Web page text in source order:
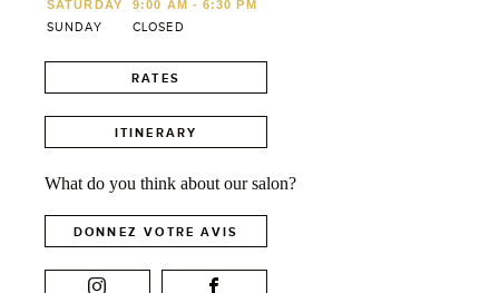
SATURDAY
9:00 AM - 6:30 PM
SUNDAY
CLOSED
RATES
ITINERARY
What do you think about our salon?
DONNEZ VOTRE AVIS